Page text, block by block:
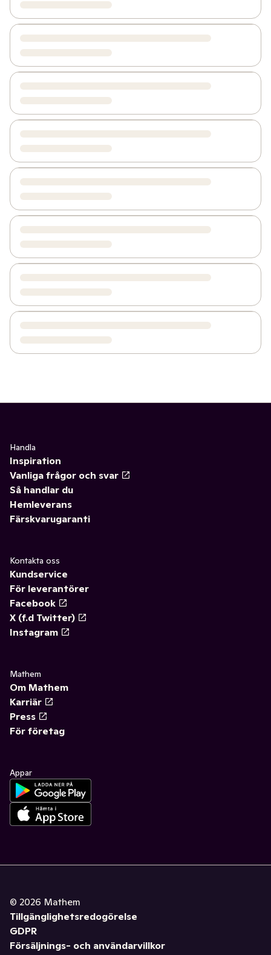
Handla
Inspiration
Vanliga frågor och svar
Så handlar du
Hemleverans
Färskvarugaranti
Kontakta oss
Kundservice
För leverantörer
Facebook
X (f.d Twitter)
Instagram
Mathem
Om Mathem
Karriär
Press
För företag
Appar
© 2026 Mathem
Tillgänglighetsredogörelse
GDPR
Försäljnings- och användarvillkor